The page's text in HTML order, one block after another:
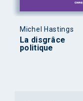
Michel Hastings
La disgrâce
politique